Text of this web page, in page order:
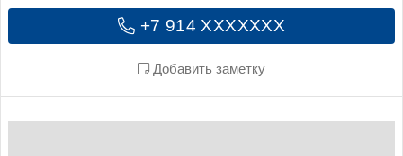
+7 914 XXXXXXX
Добавить заметку